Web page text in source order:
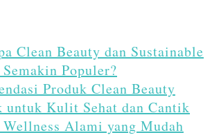
Clean Beauty dan Sustainable
Populer?
Produk Clean Beauty
untuk Kulit Sehat dan Cantik
Alami yang Mudah